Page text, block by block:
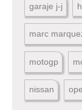
garaje j-j
marc
motogp
nissan